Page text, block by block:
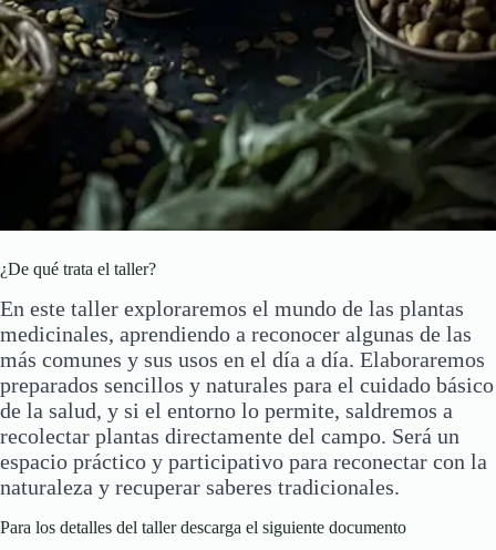
¿De qué trata el taller?
En este taller exploraremos el mundo de las plantas
medicinales, aprendiendo a reconocer algunas de las
más comunes y sus usos en el día a día. Elaboraremos
preparados sencillos y naturales para el cuidado básico
de la salud, y si el entorno lo permite, saldremos a
recolectar plantas directamente del campo. Será un
espacio práctico y participativo para reconectar con la
naturaleza y recuperar saberes tradicionales.
Para los detalles del taller descarga el siguiente documento